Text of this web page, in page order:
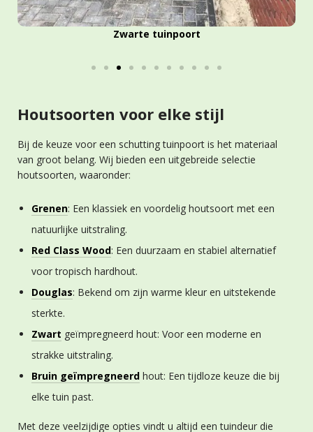
Zwarte tuinpoort
Houtsoorten voor elke stijl
Bij de keuze voor een schutting tuinpoort is het materiaal
van groot belang. Wij bieden een uitgebreide selectie
houtsoorten, waaronder:
Grenen: Een klassiek en voordelig houtsoort met een
natuurlijke uitstraling.
Red Class Wood: Een duurzaam en stabiel alternatief
voor tropisch hardhout.
Douglas: Bekend om zijn warme kleur en uitstekende
sterkte.
Zwart geïmpregneerd hout: Voor een moderne en
strakke uitstraling.
Bruin geïmpregneerd hout: Een tijdloze keuze die bij
elke tuin past.
Met deze veelzijdige opties vindt u altijd een tuindeur die